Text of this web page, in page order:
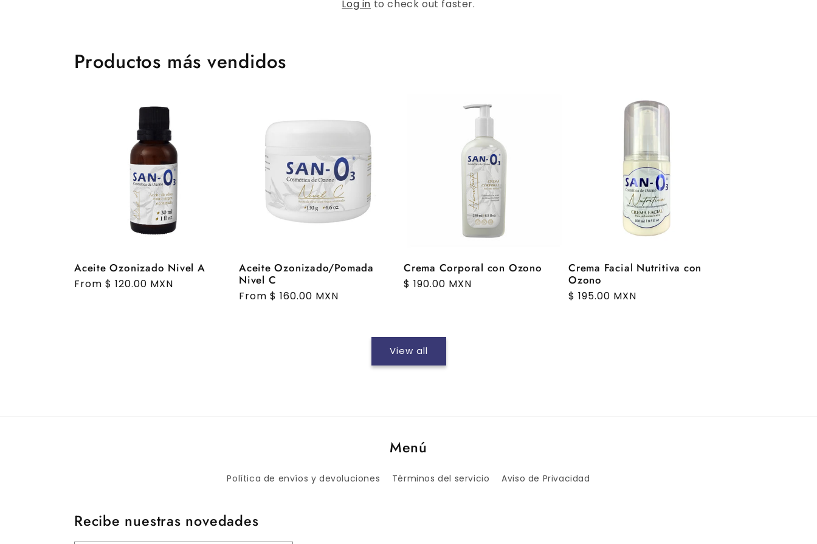
Log in to check out faster.
Productos más vendidos
Aceite Ozonizado Nivel A
Regular
From $ 120.00 MXN
Aceite Ozonizado/Pomada
Nivel C
Regular
From $ 160.00 MXN
Crema Corporal con Ozono
Regular
$ 190.00 MXN
Crema Facial Nutritiva con
Ozono
Regular
$ 195.00 MXN
View all
Menú
Política de envíos y devoluciones Términos del servicio Aviso de Privacidad
Recibe nuestras novedades